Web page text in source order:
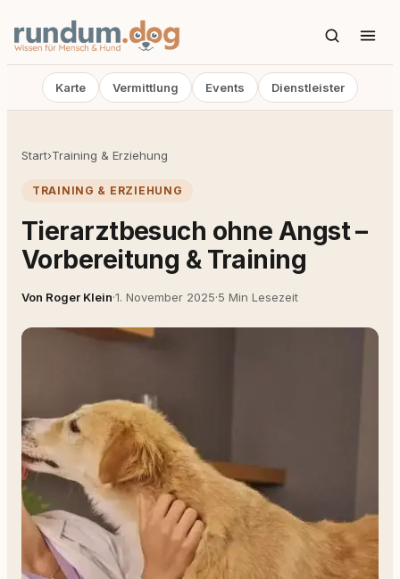
Karte Vermittlung Events Dienstleister
Start›Training & Erziehung
TRAINING & ERZIEHUNG
Tierarztbesuch ohne Angst –
Vorbereitung & Training
Von Roger Klein·1. November 2025·5 Min Lesezeit